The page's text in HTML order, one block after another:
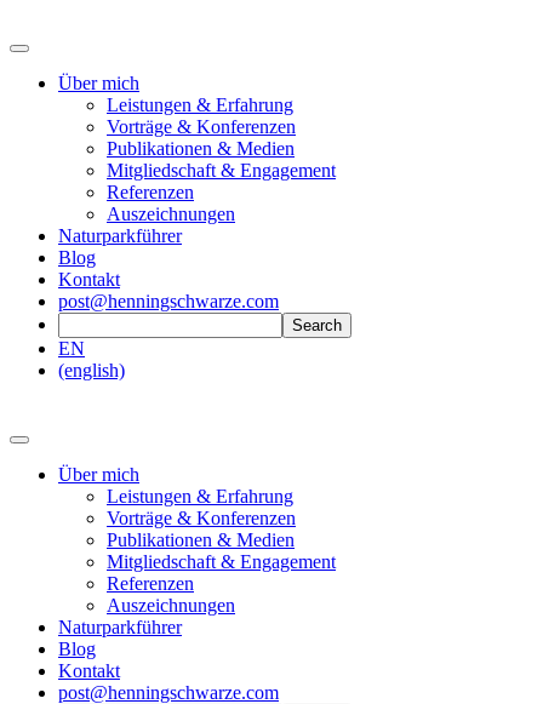
Über mich
Leistungen & Erfahrung
Vorträge & Konferenzen
Publikationen & Medien
Mitgliedschaft & Engagement
Referenzen
Auszeichnungen
Naturparkführer
Blog
Kontakt
post@henningschwarze.com
EN
(english)
Über mich
Leistungen & Erfahrung
Vorträge & Konferenzen
Publikationen & Medien
Mitgliedschaft & Engagement
Referenzen
Auszeichnungen
Naturparkführer
Blog
Kontakt
post@henningschwarze.com